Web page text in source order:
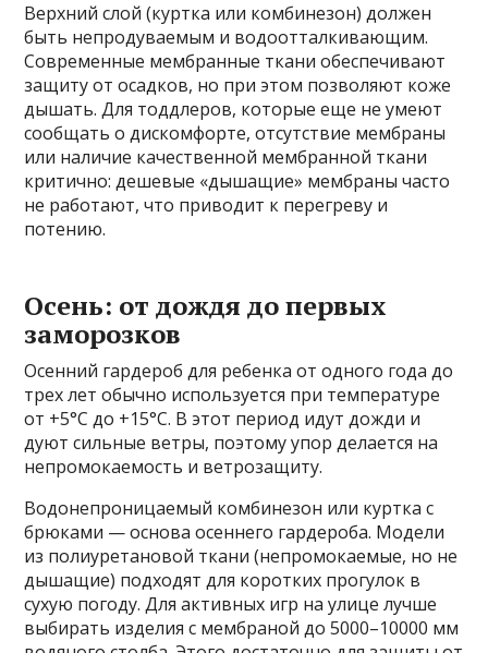
Верхний слой (куртка или комбинезон) должен
быть непродуваемым и водоотталкивающим.
Современные мембранные ткани обеспечивают
защиту от осадков, но при этом позволяют коже
дышать. Для тоддлеров, которые еще не умеют
сообщать о дискомфорте, отсутствие мембраны
или наличие качественной мембранной ткани
критично: дешевые «дышащие» мембраны часто
не работают, что приводит к перегреву и
потению.
Осень: от дождя до первых
заморозков
Осенний гардероб для ребенка от одного года до
трех лет обычно используется при температуре
от +5°C до +15°C. В этот период идут дожди и
дуют сильные ветры, поэтому упор делается на
непромокаемость и ветрозащиту.
Водонепроницаемый комбинезон или куртка с
брюками — основа осеннего гардероба. Модели
из полиуретановой ткани (непромокаемые, но не
дышащие) подходят для коротких прогулок в
сухую погоду. Для активных игр на улице лучше
выбирать изделия с мембраной до 5000–10000 мм